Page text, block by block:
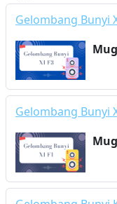
Gelombang Bunyi
Gelombang Bunyi